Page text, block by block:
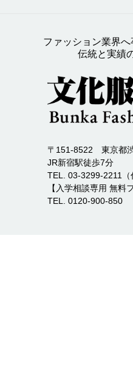
ファッション業界へ
伝統と実績
〒151-8522 東京都
JR新宿駅徒歩7分
TEL. 03-3299-2211（
【入学相談専用 無料
TEL. 0120-900-850